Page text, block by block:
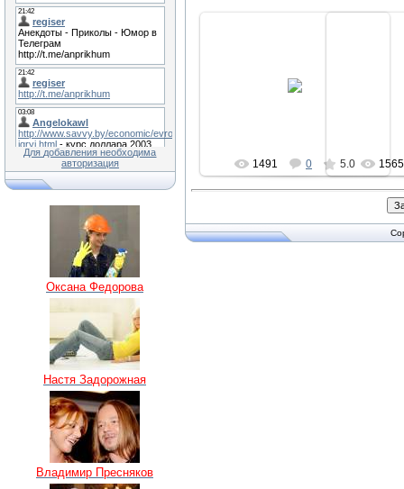
Для добавления необходима
авторизация
Оксана Федорова
Настя Задорожная
Владимир Пресняков
1491 0 5.0 1565